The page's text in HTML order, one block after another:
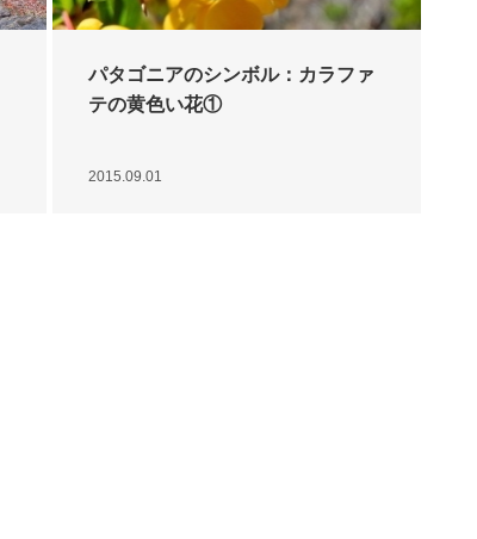
パタゴニアのシンボル：カラファ
テの黄色い花①
2015.09.01